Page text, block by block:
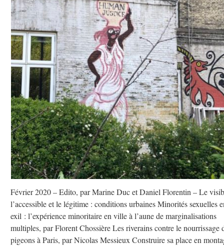
Février 2020 – Edito, par Marine Duc et Daniel Florentin – Le
l’accessible et le légitime : conditions urbaines Minorités sexuelles
exil : l’expérience minoritaire en ville à l’aune de marginalisations
multiples, par Florent Chossière Les riverains contre le nourrissage
pigeons à Paris, par Nicolas Messieux Construire sa place en